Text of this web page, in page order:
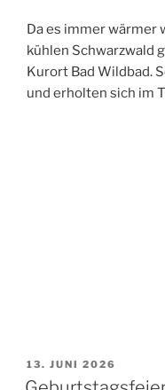
Da es immer wärmer
kühlen Schwarzwald
Kurort Bad Wildbad.
und erholten sich im
VERÖFFENTLICHT
AM
13. JUNI 2026